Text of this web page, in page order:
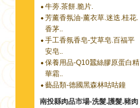
牛蒡.茶餅.脆片.
芳薰香氛油-薰衣草.迷迭.桂花.
香茅..
手工香氛香皂-艾草皂.百福平
安皂..
保養用品-Q10蠶絲膠原蛋白精
華霜..
藝品類-德國黑森林咕咕鐘
南投縣肉品市場-洗髮.護髮.豬肉